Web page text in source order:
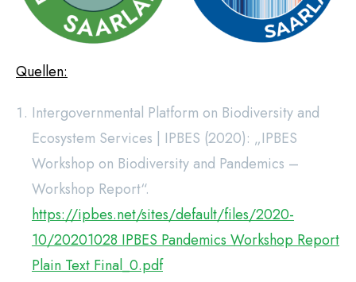
Quellen:
Intergovernmental Platform on Biodiversity and
Ecosystem Services | IPBES (2020): „IPBES
Workshop on Biodiversity and Pandemics –
Workshop Report“.
https://ipbes.net/sites/default/files/2020-
10/20201028 IPBES Pandemics Workshop Report
Plain Text Final_0.pdf